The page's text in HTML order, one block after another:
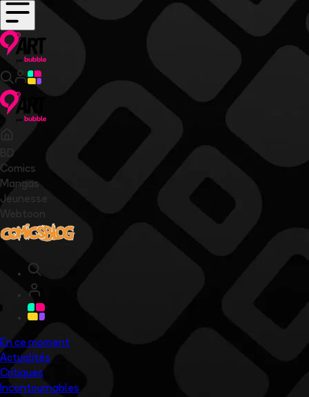
BD
Comics
Mangas
Jeunesse
Webtoon
En ce moment
Actualités
Critiques
Incontournables